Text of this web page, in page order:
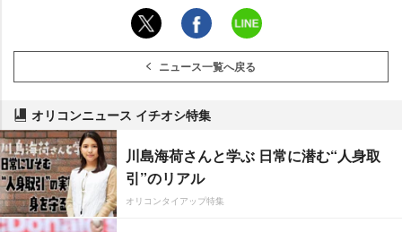
ニュース一覧へ戻る
オリコンニュース イチオシ特集
川島海荷さんと学ぶ 日常に潜む“人身取
引”のリアル
オリコンタイアップ特集